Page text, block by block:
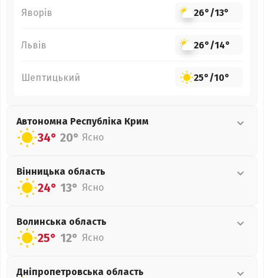
Яворів 26°/13°
Львів 26°/14°
Шептицький 25°/10°
Автономна Республіка Крим
34° 20° Ясно
Вінницька область
24° 13° Ясно
Волинська область
25° 12° Ясно
Дніпропетровська область